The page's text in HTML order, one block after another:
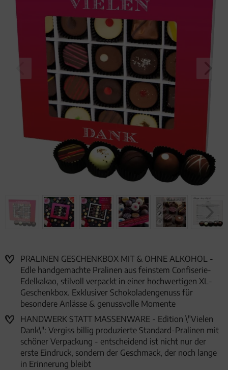
PRALINEN GESCHENKBOX MIT & OHNE ALKOHOL -
Edle handgemachte Pralinen aus feinstem Confiserie-
Edelkakao, stilvoll verpackt in einer hochwertigen XL-
Geschenkbox. Exklusiver Schokoladengenuss für
besondere Anlässe & genussvolle Momente
HANDWERK STATT MASSENWARE - Edition \"Vielen
Dank\": Vergiss billig produzierte Standard-Pralinen mit
schöner Verpackung - entscheidend ist nicht nur der
erste Eindruck, sondern der Geschmack, der noch lange
in Erinnerung bleibt
Geburtstag
Bayern